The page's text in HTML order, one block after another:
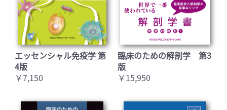
エッセンシャル免疫学 第
4版
￥7,150
臨床のための解剖学 第3
版
￥15,950